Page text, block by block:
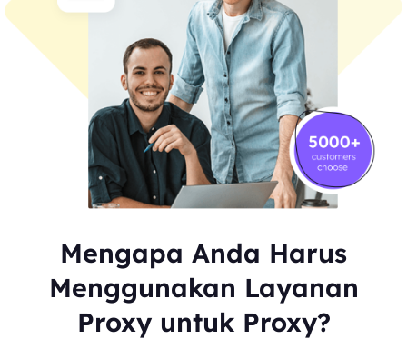
Mengapa Anda Harus
Menggunakan Layanan
Proxy untuk Proxy?